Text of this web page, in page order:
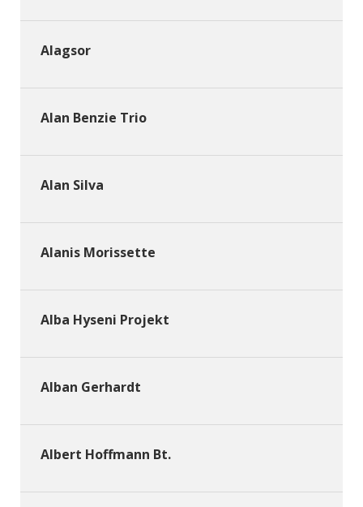
Alagsor
Alan Benzie Trio
Alan Silva
Alanis Morissette
Alba Hyseni Projekt
Alban Gerhardt
Albert Hoffmann Bt.